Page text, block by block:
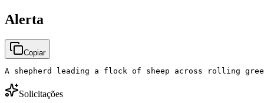
Alerta
Copiar
A shepherd leading a flock of sheep across rolling
Solicitações